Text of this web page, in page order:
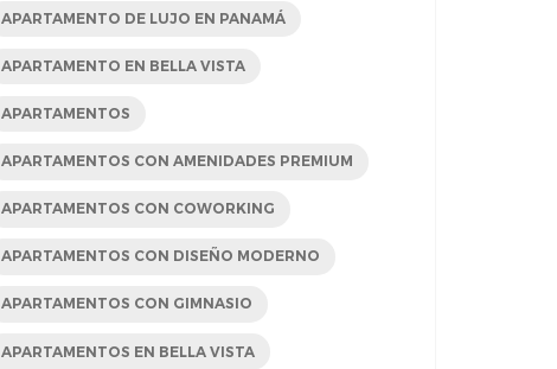
APARTAMENTO DE LUJO EN PANAMÁ
APARTAMENTO EN BELLA VISTA
APARTAMENTOS
APARTAMENTOS CON AMENIDADES PREMIUM
APARTAMENTOS CON COWORKING
APARTAMENTOS CON DISEÑO MODERNO
APARTAMENTOS CON GIMNASIO
APARTAMENTOS EN BELLA VISTA